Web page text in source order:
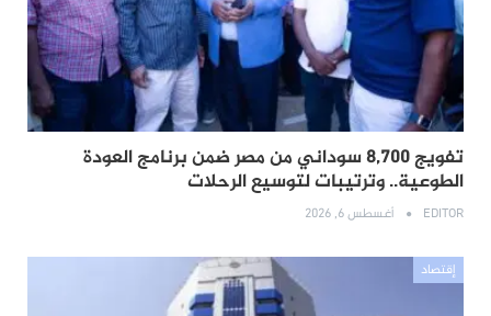
تفويج 8,700 سوداني من مصر ضمن برنامج العودة
الطوعية.. وترتيبات لتوسيع الرحلات
EDITOR أغسطس 6, 2026
إقتصاد